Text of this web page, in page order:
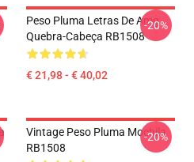
Peso Pluma Letras De Amg
Quebra-Cabeça RB1508
€ 21,98 - € 40,02
-20%
Vintage Peso Pluma Mochila
RB1508
-20%